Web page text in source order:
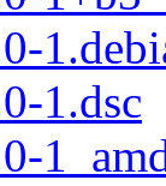
1.dsc